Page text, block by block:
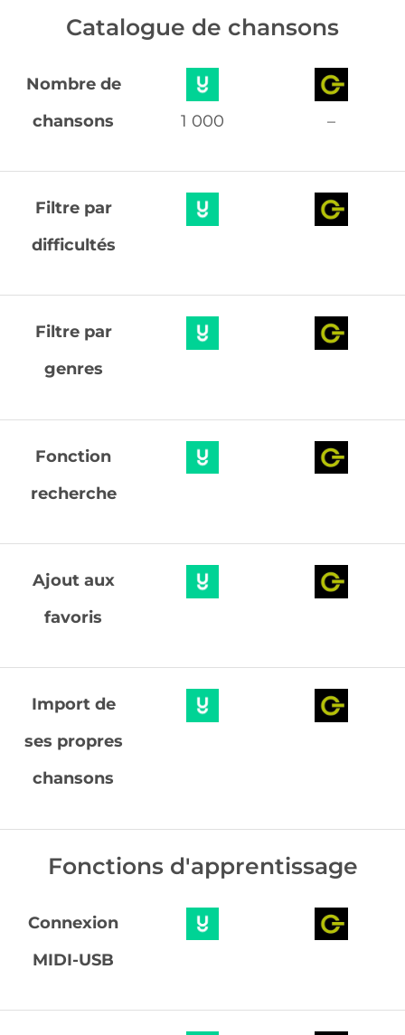
Catalogue de chansons
Nombre de
chansons
1 000 –
Filtre par
difficultés
Filtre par
genres
Fonction
recherche
Ajout aux
favoris
Import de
ses propres
chansons
Fonctions d'apprentissage
Connexion
MIDI-USB